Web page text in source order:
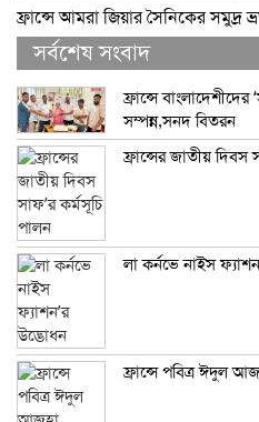
ফ্রান্সে আমরা জিয়ার সৈনিকের সমুদ্র
সর্বশেষ সংবাদ
ফ্রান্সে
সম্পন্ন,সনদ বিতরন
ফ্রান্সের জাতীয় দিবস
লা কর্নভে নাইস
ফ্রান্সে পবিত্র ঈদুল